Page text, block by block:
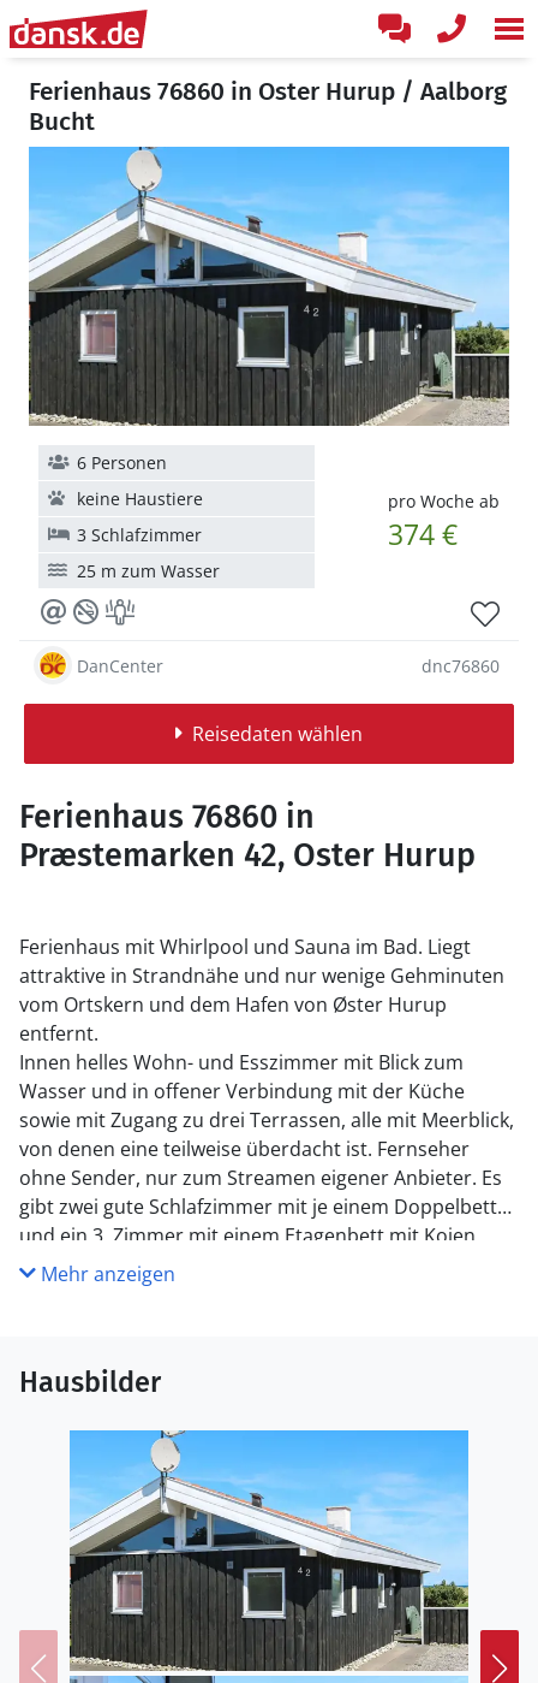
Ferienhaus 76860 in Oster Hurup / Aalborg
Bucht
pro Woche ab
374 €
6 Personen
keine Haustiere
3 Schlafzimmer
25 m zum Wasser
DanCenter dnc76860
Reisedaten wählen
Ferienhaus 76860 in
Præstemarken 42, Oster Hurup
Ferienhaus mit Whirlpool und Sauna im Bad. Liegt
attraktive in Strandnähe und nur wenige Gehminuten
vom Ortskern und dem Hafen von Øster Hurup
entfernt.
Innen helles Wohn- und Esszimmer mit Blick zum
Wasser und in offener Verbindung mit der Küche
sowie mit Zugang zu drei Terrassen, alle mit Meerblick,
von denen eine teilweise überdacht ist. Fernseher
ohne Sender, nur zum Streamen eigener Anbieter. Es
gibt zwei gute Schlafzimmer mit je einem Doppelbett
und ein 3. Zimmer mit einem Etagenbett mit Kojen.
Badezimmer mit Whirlpool und Sauna.
Keine Vermietung an Jugendgruppen erwünscht!
Mehr anzeigen
Hausbilder